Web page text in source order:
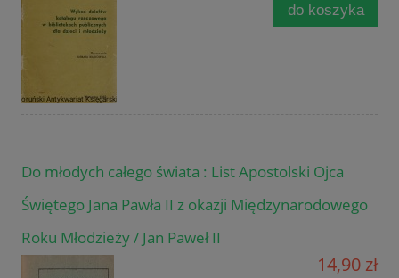
do koszyka
Do młodych całego świata : List Apostolski Ojca
Świętego Jana Pawła II z okazji Międzynarodowego
Roku Młodzieży / Jan Paweł II
14,90 zł